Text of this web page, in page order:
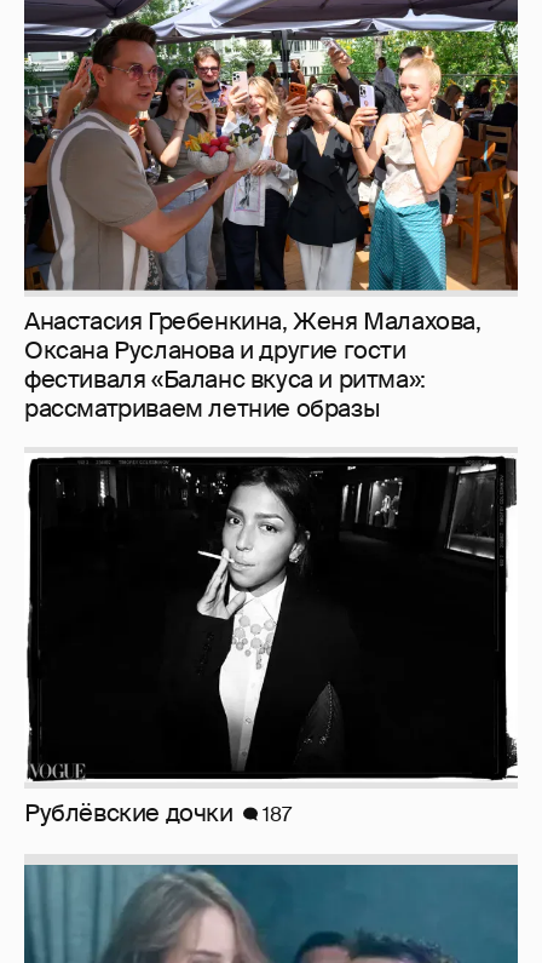
Анастасия Гребенкина, Женя Малахова,
Оксана Русланова и другие гости
фестиваля «Баланс вкуса и ритма»:
рассматриваем летние образы
Рублёвские дочки 187
Неужели правда?